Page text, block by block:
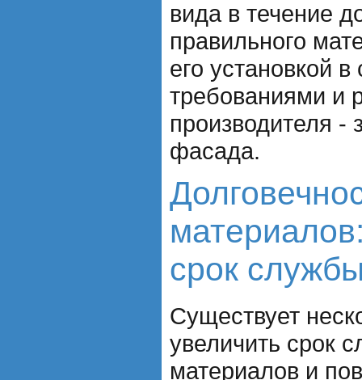
вида в течение
правильного
его установкой
требованиями и
производителя -
фасада.
срок
Существует
увеличить срок
материалов и